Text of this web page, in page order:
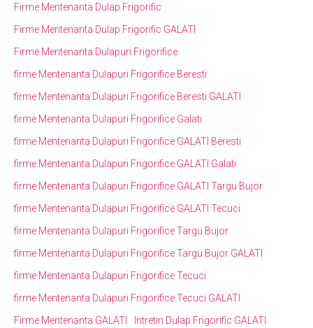
Firme Mentenanta Dulap Frigorific
Firme Mentenanta Dulap Frigorific GALATI
Firme Mentenanta Dulapuri Frigorifice
firme Mentenanta Dulapuri Frigorifice Beresti
firme Mentenanta Dulapuri Frigorifice Beresti GALATI
firme Mentenanta Dulapuri Frigorifice Galati
firme Mentenanta Dulapuri Frigorifice GALATI Beresti
firme Mentenanta Dulapuri Frigorifice GALATI Galati
firme Mentenanta Dulapuri Frigorifice GALATI Targu Bujor
firme Mentenanta Dulapuri Frigorifice GALATI Tecuci
firme Mentenanta Dulapuri Frigorifice Targu Bujor
firme Mentenanta Dulapuri Frigorifice Targu Bujor GALATI
firme Mentenanta Dulapuri Frigorifice Tecuci
firme Mentenanta Dulapuri Frigorifice Tecuci GALATI
Firme Mentenanta GALATI
Intretin Dulap Frigorific GALATI